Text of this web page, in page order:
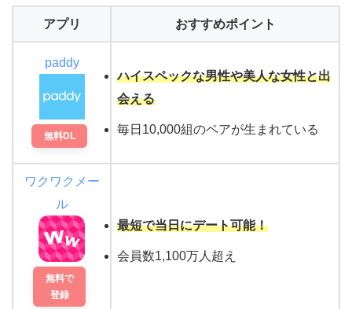
アプリ おすすめポイント
paddy
無料DL
ハイスペックな男性や美人な女性と出
会える
毎日10,000組のペアが生まれている
ワクワクメー
ル
無料で
登録
最短で当日にデート可能！
会員数1,100万人超え